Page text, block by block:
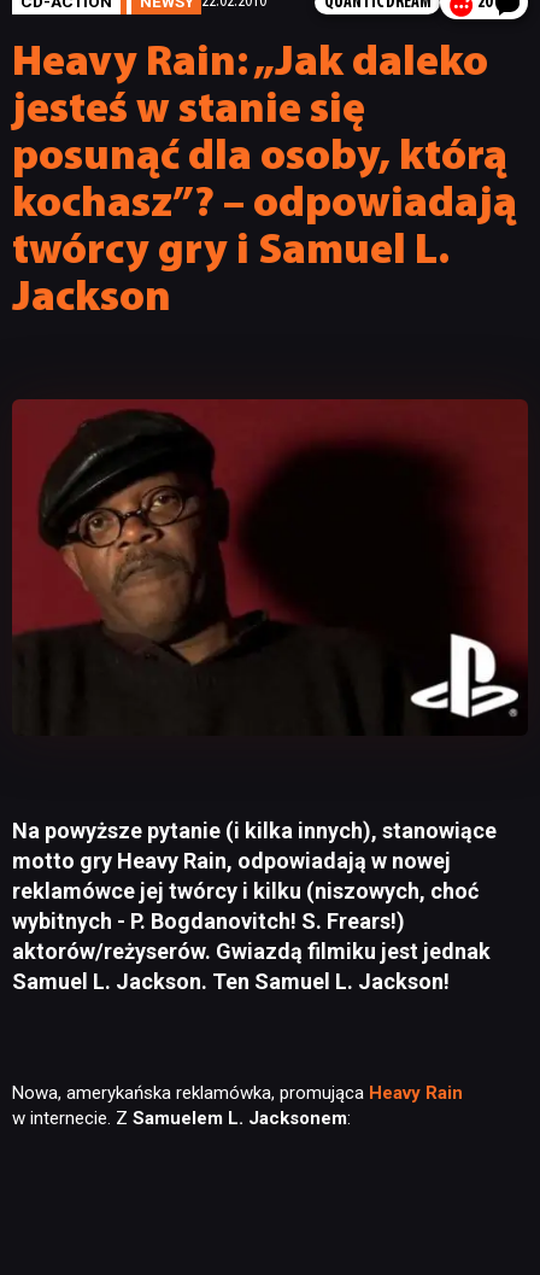
Heavy Rain: „Jak daleko
jesteś w stanie się
posunąć dla osoby, którą
kochasz”? – odpowiadają
twórcy gry i Samuel L.
Jackson
Na powyższe pytanie (i kilka innych), stanowiące
motto gry Heavy Rain, odpowiadają w nowej
reklamówce jej twórcy i kilku (niszowych, choć
wybitnych - P. Bogdanovitch! S. Frears!)
aktorów/reżyserów. Gwiazdą filmiku jest jednak
Samuel L. Jackson. Ten Samuel L. Jackson!
Nowa, amerykańska reklamówka, promująca Heavy Rain
w internecie. Z Samuelem L. Jacksonem: